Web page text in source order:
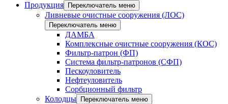
Продукция
Переключатель меню
Ливневые очистные сооружения (ЛОС)
Переключатель меню
ДАМБА
Комплексные очистные сооружения (КОС)
Фильтр-патрон (ФП)
Система фильтр-патронов (СФП)
Пескоуловитель
Нефтеуловитель
Сорбционный фильтр
Колодцы
Переключатель меню